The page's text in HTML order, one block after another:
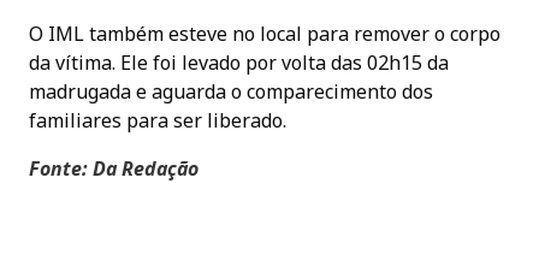
O IML também esteve no local para remover o corpo
da vítima. Ele foi levado por volta das 02h15 da
madrugada e aguarda o comparecimento dos
familiares para ser liberado.
Fonte: Da Redação